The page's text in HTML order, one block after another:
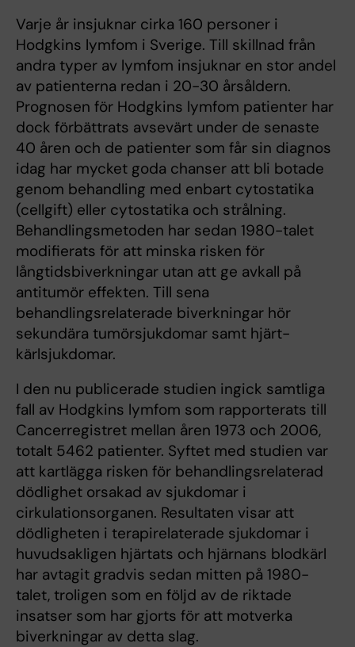
Varje år insjuknar cirka 160 personer i
Hodgkins lymfom i Sverige. Till skillnad från
andra typer av lymfom insjuknar en stor andel
av patienterna redan i 20-30 årsåldern.
Prognosen för Hodgkins lymfom patienter har
dock förbättrats avsevärt under de senaste
40 åren och de patienter som får sin diagnos
idag har mycket goda chanser att bli botade
genom behandling med enbart cytostatika
(cellgift) eller cytostatika och strålning.
Behandlingsmetoden har sedan 1980-talet
modifierats för att minska risken för
långtidsbiverkningar utan att ge avkall på
antitumör effekten. Till sena
behandlingsrelaterade biverkningar hör
sekundära tumörsjukdomar samt hjärt-
kärlsjukdomar.
I den nu publicerade studien ingick samtliga
fall av Hodgkins lymfom som rapporterats till
Cancerregistret mellan åren 1973 och 2006,
totalt 5462 patienter. Syftet med studien var
att kartlägga risken för behandlingsrelaterad
dödlighet orsakad av sjukdomar i
cirkulationsorganen. Resultaten visar att
dödligheten i terapirelaterade sjukdomar i
huvudsakligen hjärtats och hjärnans blodkärl
har avtagit gradvis sedan mitten på 1980-
talet, troligen som en följd av de riktade
insatser som har gjorts för att motverka
biverkningar av detta slag.